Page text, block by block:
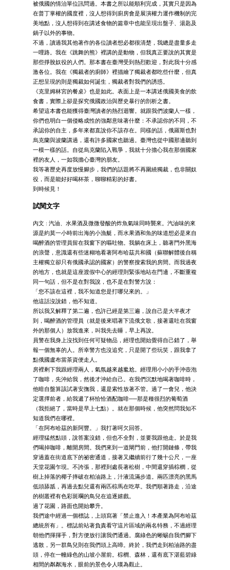
被俄國的情治單位訊問過。本書之所以能順利完成，其實只是因為
在普丁掌權的國度裡，沒人想得到廚房會是展演權力運作機制的完
美地點，沒人想得到在講述食物的篇章中也能呈現出盤子、湯匙及
鍋子以外的事物。
不過，讀過我其他著作的各位讀者想必都很清楚，我總是盡量多走
一哩路。我在《跳舞的熊》裡講的是動物，但我真正要說的其實是
那些掙脫奴役的人們。那本書在臺灣受到熱烈歡迎，對此我十分感
激各位。我在《獨裁者的廚師》裡描繪了獨裁者都吃些什麼，但真
正想呈現的則是獨裁如何誕生，獨裁者對我們的誘惑。
《克里姆林宮的餐桌》也是如此。表面上是一本講述俄國美食的飲
食書，實際上卻是探究俄國政治與歷史暴行的剖析之書。
希望這本書也能獲得臺灣讀者的熱烈迴響。就跟我們波蘭人一樣，
你們也明白一個侵略成性的強鄰意味著什麼：不承認你的不同，不
承認你的自主，多年來都直說你不該存在。同樣的話，俄羅斯也對
烏克蘭與波蘭講過，還有許多國家也聽過。臺灣也從中國那邊聽到
一模一樣的話。自從烏克蘭陷入戰爭，我就十分擔心我在那個國家
裡的友人，一如我擔心臺灣的朋友。
我等著歷史再度放慢腳步，我們的話題將不再圍繞獨裁，也非關奴
役，而是能好好喝杯茶，聊聊精彩的好書。
到時候見！
試閱文字
內文 : 汽油、水果酒及微微發酸的炸魚氣味同時襲來。汽油味的來
源是約莫一小時前出海的小漁艇，而水果酒和魚的味道想必是來自
喝醉酒的管理員留在我窗下的嘔吐物。我躺在床上，聽著門外黑海
的浪聲，意識還有些迷糊地看著阿布哈茲共和國（蘇聯解體後自稱
主權獨立卻只有俄國承認的國家）的警察搜索我的房間。而我過夜
的地方，也就是這座渡假中心的經理則緊張地站在門邊，不斷重複
同一句話，但不是在對我說，也不是在對警方說：
「您不該在這裡，我不知道您是打哪兒來的。」
他這話沒說錯，他不知道。
所以我又解釋了第二遍，也許已經是第三遍，說自己是大半夜才
到，喝醉酒的管理員（就是後來唱著下流俄文歌，接著還吐在我窗
外的那個人）放我進來，叫我先去睡，早上再說。
員警在我身上沒找到任何可疑物品，經理也開始覺得自己錯了，舉
報一個無辜的人。所幸警方也沒追究，只是開了些玩笑，跟我拿了
點俄國盧布當茶資便走人。
房裡剩下我跟經理兩人，氣氛越來越尷尬。經理用小小的手沖壺泡
了咖啡，先沖給我，然後才沖給自己。在我們沉默地喝著咖啡時，
他暗自盤算該試著安撫我，還是索性放著不管。過了一會兒，他決
定選擇前者，給我遞了杯恰恰酒配咖啡──那是種很烈的葡萄酒
（我拒絕了，當時是早上七點）。就在那個時候，他突然問我知不
知道我們在哪裡。
「在阿布哈茲的新阿豐。」我打著呵欠回答。
經理猛然點頭，說答案沒錯，但也不全對，並要我跟他走。於是我
們喝掉咖啡，離開房間。我們來到一道閘門前，他打開鏈條，帶我
穿過蓋在街道底下的祕密通道，接著又繼續前行了幾十公尺，一座
天堂花園乍現。不誇張，那裡到處長著松樹，中間還穿插棕櫚，從
樹上掉落的椰子摔破在柏油路上，汁液流滿步道。兩匹漂亮的黑馬
低頭舔舐，再過去點兒還有兩匹棕馬在吃草。我們順著路走，沿途
的樹叢裡有色彩斑斕的鳥兒在追逐嬉戲。
過了花園，路面也開始攀升。
我們途中經過一個標誌，上頭寫著「禁止進入！本產業為阿布哈茲
總統所有」。標誌前站著負責看守這片區域的兩名特務，不過經理
朝他們揮揮手，對方便放行讓我們通過。腐綠色的蜥蜴自我們腳下
逃散，另一群鳥兒則在我們頭上高啼。終於，我們走到柏油路的盡
頭，停在一幢綠色的山坡小屋前。棕櫚、森林，還有底下湛藍碧綠
相間的粼粼海水，眼前的景色令人嘆為觀止。